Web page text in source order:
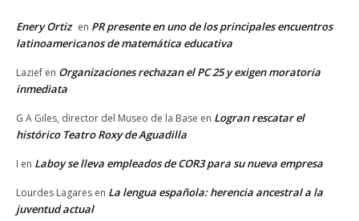
Enery Ortiz en PR presente en uno de los principales encuentros
latinoamericanos de matemática educativa
Lazief en Organizaciones rechazan el PC 25 y exigen moratoria
inmediata
G A Giles, director del Museo de la Base en Logran rescatar el
histórico Teatro Roxy de Aguadilla
I en Laboy se lleva empleados de COR3 para su nueva empresa
Lourdes Lagares en La lengua española: herencia ancestral a la
juventud actual